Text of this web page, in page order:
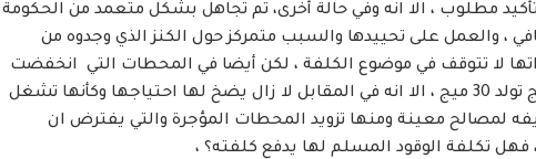
مطلوب ، الا انه وفي حالة أخرى، تم تجاهل بشكل متعمد من الحكومة
والعمل على تحييدها والسبب متمركز حول الكنز الذي وجدوه من
لا تتوقف في موضوع الكلفة ، لكن أيضا في المحطات التي انخفضت
كفاءتها فبدلا من قدرتها على توليد 60 ميج تولد 30 ميج ، الا انه في المقابل لا زال يضخ لها احتياجها وكأنها تشغل
لمصالح معينة ومنها تزويد المحطات المؤجرة والتي يفترض ان
فهل تكلفة الوقود المسلم لها يدفع كلفته؟ ،